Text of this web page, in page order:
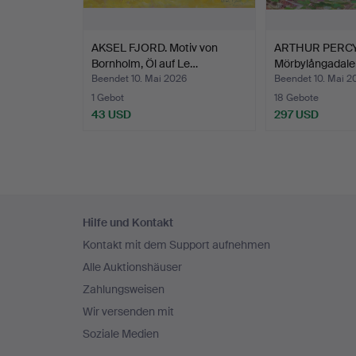
AKSEL FJORD. Motiv von
Bornholm, Öl auf Le…
Beendet 10. Mai 2026
1 Gebot
43 USD
ARTHUR
Beendet 10. Mai
18 Gebote
297 USD
Navigation
Hilfe und Kontakt
Kontakt mit dem Support aufnehmen
Alle Auktionshäuser
Zahlungsweisen
Wir versenden mit
Soziale Medien